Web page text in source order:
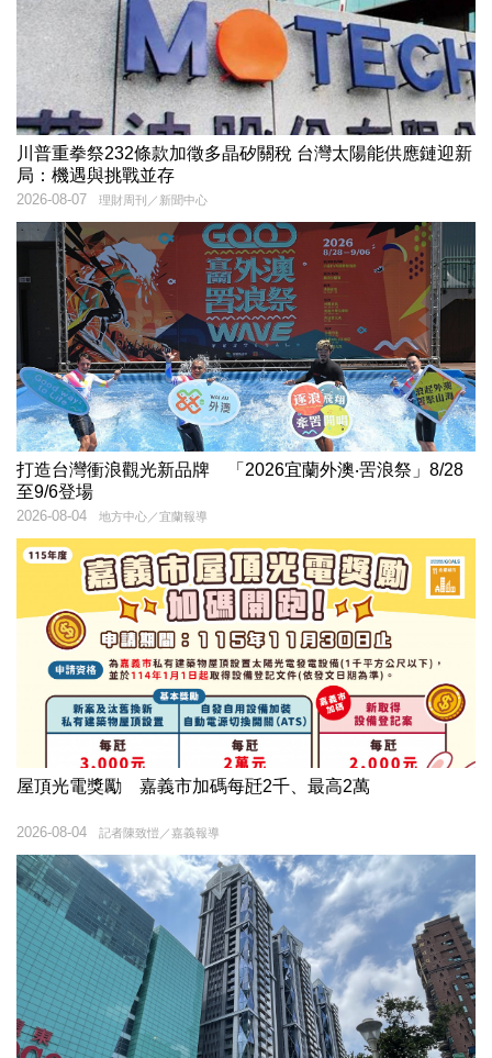
川普重拳祭232條款加徵多晶矽關稅 台灣太陽能供應鏈迎新
局：機遇與挑戰並存
理財周刊／新聞中心
2026-08-07
打造台灣衝浪觀光新品牌 「2026宜蘭外澳‧罟浪祭」8/28
至9/6登場
地方中心／宜蘭報導
2026-08-04
屋頂光電獎勵 嘉義市加碼每瓩2千、最高2萬
記者陳致愷／嘉義報導
2026-08-04